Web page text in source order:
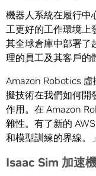
機器人系統在履行中
工更好的工作環境上
其全球倉庫中部署了
理的員工及其客戶的
Amazon Robotics
擬技術在我們如何開
作用。在 Amazon
雜性。有了新的
和模型訓練的界線。」
Isaac Sim 加速